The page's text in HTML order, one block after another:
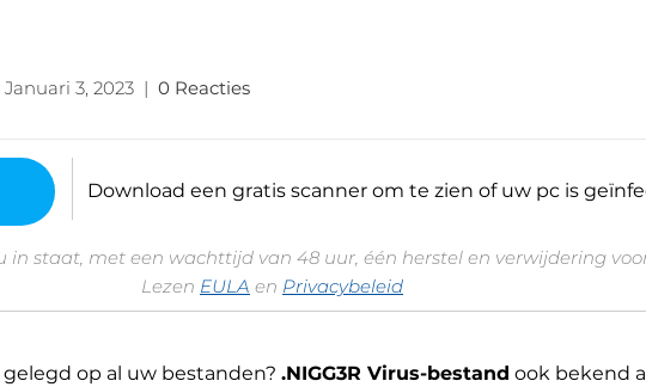
Januari 3, 2023 | 0 Reacties
Download een gratis scanner om te zien of uw pc is
in staat, met een wachttijd van 48 uur, één herstel en verwijdering
Lezen EULA en Privacybeleid
op al uw bestanden? .NIGG3R Virus-bestand ook bekend